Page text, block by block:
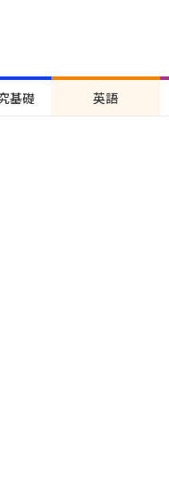
基礎 英語